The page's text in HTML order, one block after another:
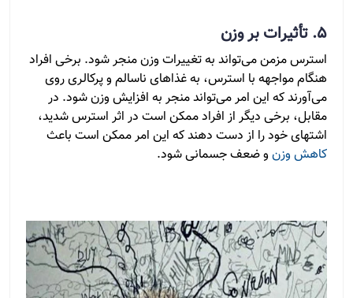
5. تأثیرات بر وزن
استرس مزمن می‌تواند به تغییرات وزن منجر شود. برخی افراد
هنگام مواجهه با استرس، به غذاهای ناسالم و پرکالری روی
می‌آورند که این امر می‌تواند منجر به افزایش وزن شود. در
مقابل، برخی دیگر از افراد ممکن است در اثر استرس شدید،
اشتهای خود را از دست دهند که این امر ممکن است باعث
کاهش وزن و ضعف جسمانی شود.